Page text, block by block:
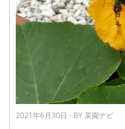
2021年6月30日 - BY 菜園ナビ